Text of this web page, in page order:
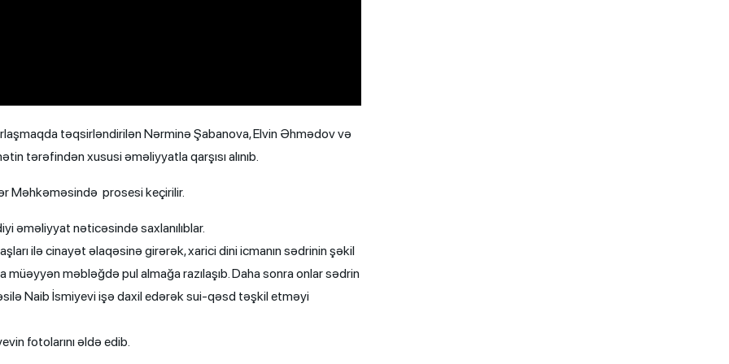
təqsirləndirilən Nərminə Şabanova, Elvin Əhmədov və
tərəfindən xususi əməliyyatla qarşısı alınıb.
Məhkəməsində prosesi keçirilir.
əməliyyat nəticəsində saxlanılıblar.
ilə cinayət əlaqəsinə girərək, xarici dini icmanın sədrinin şəkil
müəyyən məbləğdə pul almağa razılaşıb. Daha sonra onlar sədrin
Naib İsmiyevi işə daxil edərək sui-qəsd təşkil etməyi
fotolarını əldə edib.